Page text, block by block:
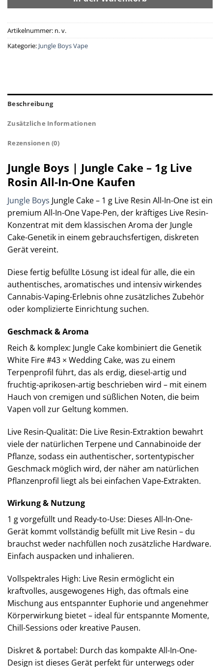
Artikelnummer: n. v.
Kategorie: Jungle Boys Vape
Beschreibung
Zusätzliche Informationen
Rezensionen (0)
Jungle Boys | Jungle Cake – 1g Live
Rosin All-In-One Kaufen
Jungle Boys Jungle Cake – 1 g Live Resin All-In-One ist ein
premium All-In-One Vape-Pen, der kräftiges Live Resin-
Konzentrat mit dem klassischen Aroma der Jungle
Cake-Genetik in einem gebrauchsfertigen, diskreten
Gerät vereint.
Diese fertig befüllte Lösung ist ideal für alle, die ein
authentisches, aromatisches und intensiv wirkendes
Cannabis-Vaping-Erlebnis ohne zusätzliches Zubehör
oder komplizierte Einrichtung suchen.
Geschmack & Aroma
Reich & komplex: Jungle Cake kombiniert die Genetik
White Fire #43 × Wedding Cake, was zu einem
Terpenprofil führt, das als erdig, diesel-artig und
fruchtig-aprikosen-artig beschrieben wird – mit einem
Hauch von cremigen und süßlichen Noten, die beim
Vapen voll zur Geltung kommen.
Live Resin-Qualität: Die Live Resin-Extraktion bewahrt
viele der natürlichen Terpene und Cannabinoide der
Pflanze, sodass ein authentischer, sortentypischer
Geschmack möglich wird, der näher am natürlichen
Pflanzenprofil liegt als bei einfachen Vape-Extrakten.
Wirkung & Nutzung
1 g vorgefüllt und Ready-to-Use: Dieses All-In-One-
Gerät kommt vollständig befüllt mit Live Resin – du
brauchst weder nachfüllen noch zusätzliche Hardware.
Einfach auspacken und inhalieren.
Vollspektrales High: Live Resin ermöglicht ein
kraftvolles, ausgewogenes High, das oftmals eine
Mischung aus entspannter Euphorie und angenehmer
Körperwirkung bietet – ideal für entspannte Momente,
Chill-Sessions oder kreative Pausen.
Diskret & portabel: Durch das kompakte All-In-One-
Design ist dieses Gerät perfekt für unterwegs oder